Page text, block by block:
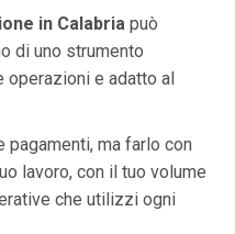
in Calabria può
di uno strumento
e adatto al
pagamenti, ma farlo con
lavoro, con il tuo volume
che utilizzi ogni